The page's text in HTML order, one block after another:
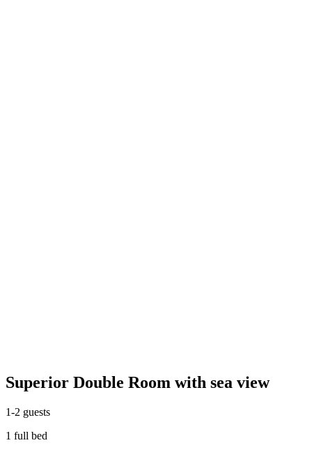
Superior Double Room with sea view
1-2 guests
1 full bed